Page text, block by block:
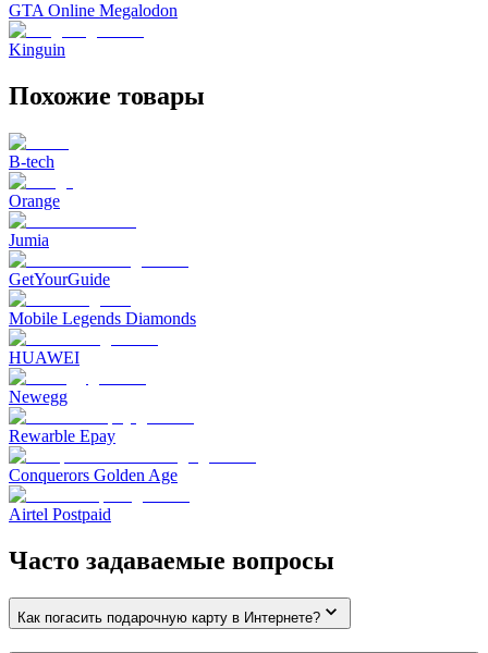
GTA Online Megalodon
Kinguin
Похожие товары
B-tech
Orange
Jumia
GetYourGuide
Mobile Legends Diamonds
HUAWEI
Newegg
Rewarble Epay
Conquerors Golden Age
Airtel Postpaid
Часто задаваемые вопросы
Как погасить подарочную карту в Интернете?